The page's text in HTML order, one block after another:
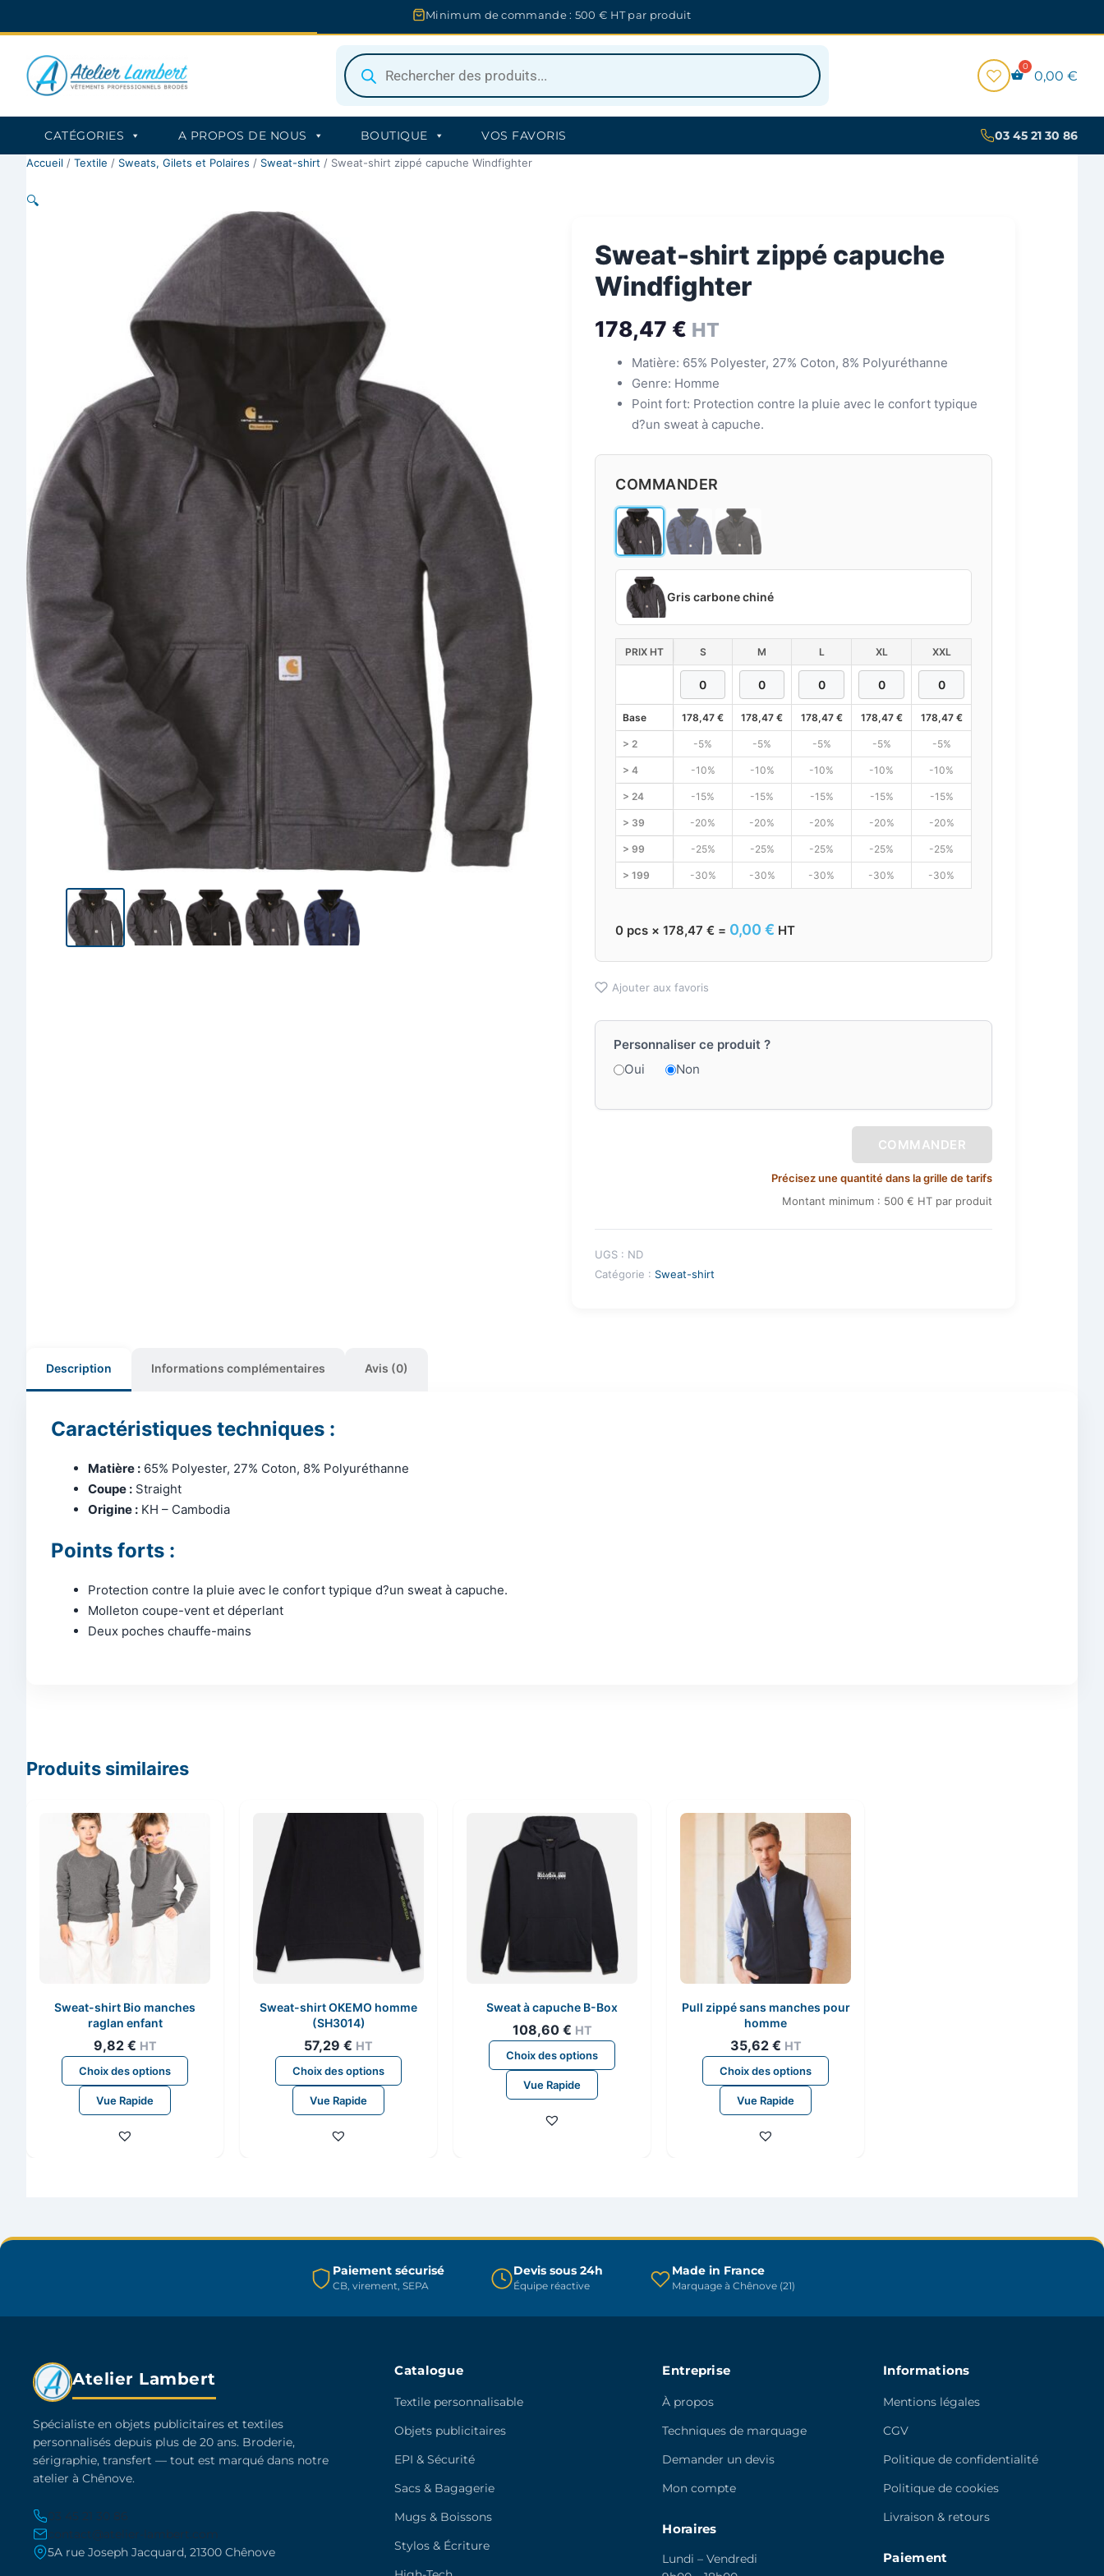
au
Minimum de commande : 500 € HT par produit
Recherche
de
produits
0,00 €
CATÉGORIES A PROPOS DE NOUS BOUTIQUE VOS FAVORIS 03 45 21 30 86
Accueil / Textile / Sweats, Gilets et Polaires / Sweat-shirt / Sweat-shirt zippé capuche Windfighter
🔍
Sweat-shirt zippé capuche
Windfighter
178,47 € HT
Matière: 65% Polyester, 27% Coton, 8% Polyuréthanne
Genre: Homme
Point fort: Protection contre la pluie avec le confort typique
d?un sweat à capuche.
COMMANDER
Gris carbone chiné
PRIX HT S M L XL XXL
Base 178,47 € 178,47 € 178,47 € 178,47 € 178,47 €
> 2 -5% -5% -5% -5% -5%
> 4 -10% -10% -10% -10% -10%
> 24 -15% -15% -15% -15% -15%
> 39 -20% -20% -20% -20% -20%
> 99 -25% -25% -25% -25% -25%
> 199 -30% -30% -30% -30% -30%
0 pcs × 178,47 € = 0,00 € HT
Ajouter aux favoris
Personnaliser ce produit ?
Oui
Non
COMMANDER
Précisez une quantité dans la grille de tarifs
Montant minimum : 500 € HT par produit
UGS : ND
Catégorie : Sweat-shirt
Description Informations complémentaires Avis (0)
Caractéristiques techniques :
Matière : 65% Polyester, 27% Coton, 8% Polyuréthanne
Coupe : Straight
Origine : KH – Cambodia
Points forts :
Protection contre la pluie avec le confort typique d?un sweat à capuche.
Molleton coupe-vent et déperlant
Deux poches chauffe-mains
Produits similaires
Sweat-shirt Bio manches
raglan enfant
9,82 € HT
Choix des options
Ce
produit
Vue Rapide
Sweat-shirt OKEMO homme
(SH3014)
57,29 € HT
Choix des options
Ce
produit
sur
la
Vue Rapide
Sweat à capuche B-Box
108,60 € HT
Choix des options
Ce
produit
choisies
du
Vue Rapide
Pull zippé sans manches pour
homme
35,62 € HT
Choix des options
Ce
produit
Vue Rapide
Paiement sécurisé
CB, virement, SEPA
Devis sous 24h
Équipe réactive
Made in France
Marquage à Chênove (21)
Atelier Lambert
Spécialiste en objets publicitaires et textiles
personnalisés depuis plus de 20 ans. Broderie,
sérigraphie, transfert — tout est marqué dans notre
atelier à Chênove.
03 45 21 30 86
contact@atelier-lambert.com
5A rue Joseph Jacquard, 21300 Chênove
Catalogue
Textile personnalisable
Objets publicitaires
EPI & Sécurité
Sacs & Bagagerie
Mugs & Boissons
Stylos & Écriture
Entreprise
À propos
Techniques de marquage
Demander un devis
Mon compte
Horaires
Lundi – Vendredi
Informations
Mentions légales
CGV
Politique de confidentialité
Politique de cookies
Livraison & retours
Paiement